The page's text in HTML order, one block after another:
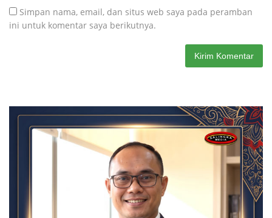
Simpan nama, email, dan situs web saya pada peramban
ini untuk komentar saya berikutnya.